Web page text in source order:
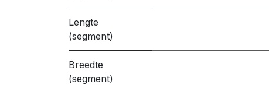
Lengte
(segment)
Breedte
(segment)